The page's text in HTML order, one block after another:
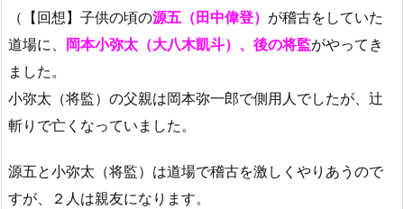
（【回想】子供の頃の源五（田中偉登） が稽古をしていた
道場に、
岡本小弥太（大八木凱斗）、後の将監がやってき
ました。
小弥太（将監）の父親は岡本弥一郎で側用人でしたが、辻
斬りで亡くなっていました。
源五と小弥太（将監）は道場で稽古を激しくやりあうので
すが、２人は親友になります。